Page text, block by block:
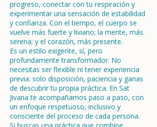
progreso, conectar con tu respiración y
experimentar una sensación de estabilidad
y confianza. Con el tiempo, el cuerpo se
vuelve más fuerte y liviano; la mente, más
serena; y el corazón, más presente.
Es un estilo exigente, sí, pero
profundamente transformador. No
necesitas ser flexible ni tener experiencia
previa: solo disposición, paciencia y ganas
de descubrir tu propia práctica. En Sat
Jivana te acompañamos paso a paso, con
un enfoque respetuoso, inclusivo y
consciente del proceso de cada persona.